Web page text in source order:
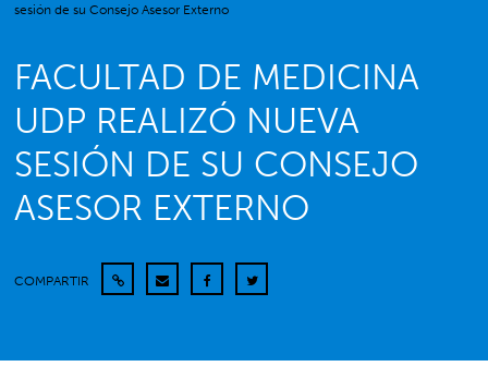
sesión de su Consejo Asesor Externo
FACULTAD DE MEDICINA
UDP REALIZÓ NUEVA
SESIÓN DE SU CONSEJO
ASESOR EXTERNO
COMPARTIR